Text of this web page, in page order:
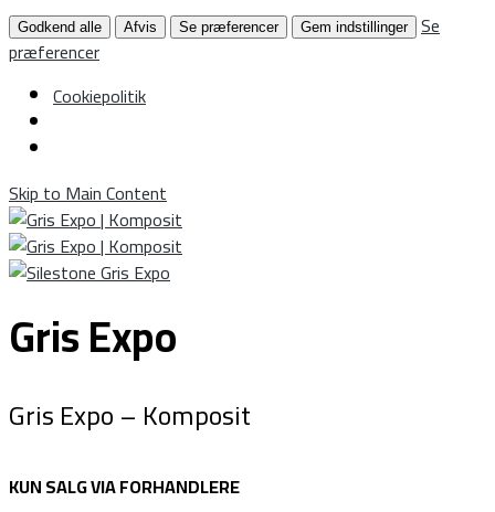
Godkend alle Afvis Se præferencer Gem indstillinger
Se
præferencer
Cookiepolitik
Skip to Main Content
Gris Expo
Gris Expo – Komposit
KUN SALG VIA FORHANDLERE